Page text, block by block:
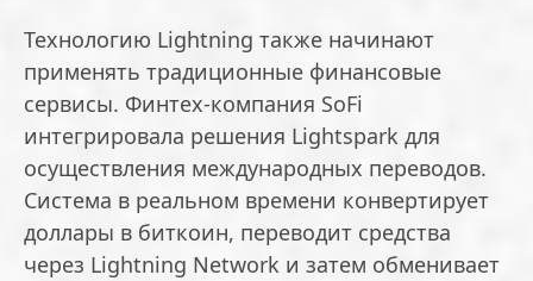
Технологию Lightning также начинают
применять традиционные финансовые
сервисы. Финтех-компания SoFi
интегрировала решения Lightspark для
осуществления международных переводов.
Система в реальном времени конвертирует
доллары в биткоин, переводит средства
через Lightning Network и затем обменивает